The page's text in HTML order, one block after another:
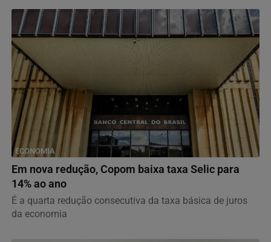
ECONOMIA
Em nova redução, Copom baixa taxa Selic para
14% ao ano
É a quarta redução consecutiva da taxa básica de juros
da economia